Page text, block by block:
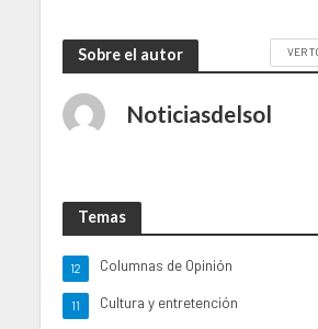
Sobre el autor VER
Noticiasdelsol
Temas
Columnas de Opinión
12
Cultura y entretención
11